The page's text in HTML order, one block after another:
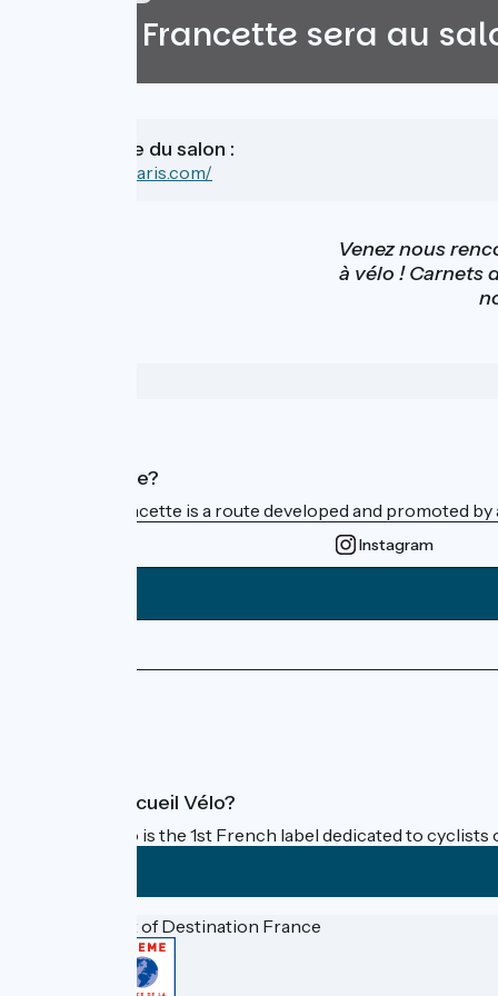
La Vélo Francette sera au
Lien vers le site du salon :
https://velo-in-paris.com/
Venez nous
à vélo ! Carnets
Who are we?
La Vélo Francette is a route developed and promoted
Instagram
What is Accueil Vélo?
Accueil Vélo is the 1st French label dedicated to cyclists
Funded as part of Destination France